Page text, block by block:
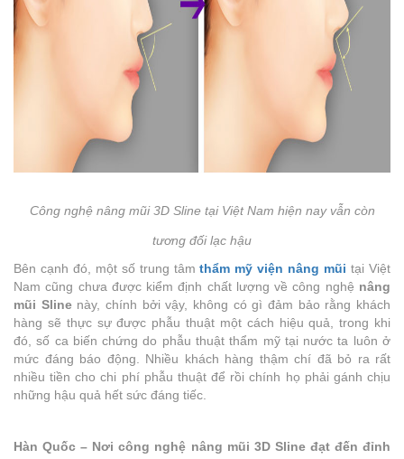
Công nghệ nâng mũi 3D Sline tại Việt Nam hiện nay vẫn còn
tương đối lạc hậu
Bên cạnh đó, một số trung tâmthẩm mỹ viện nâng mũi tại Việt
Nam cũng chưa được kiểm định chất lượng về công nghệ nâng
mũi Slinenày, chính bởi vậy, không có gì đảm bảo rằng khách
hàng sẽ thực sự được phẫu thuật một cách hiệu quả, trong khi
đó, số ca biến chứng do phẫu thuật thẩm mỹ tại nước ta luôn ở
mức đáng báo động. Nhiều khách hàng thậm chí đã bỏ ra rất
nhiều tiền cho chi phí phẫu thuật để rồi chính họ phải gánh chịu
những hậu quả hết sức đáng tiếc.
Hàn Quốc – Nơi công nghệ nâng mũi 3D Sline đạt đến đỉnh